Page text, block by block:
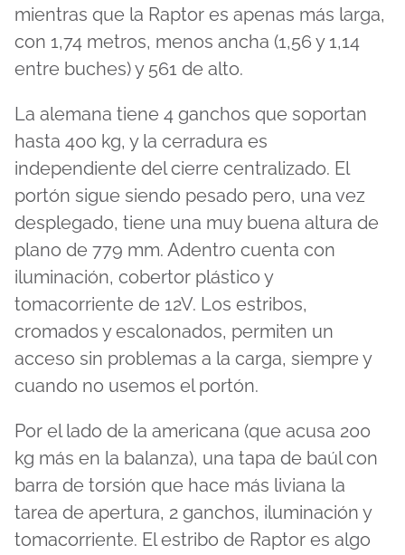
mientras que la Raptor es apenas más larga,
con 1,74 metros, menos ancha (1,56 y 1,14
entre buches) y 561 de alto.
La alemana tiene 4 ganchos que soportan
hasta 400 kg, y la cerradura es
independiente del cierre centralizado. El
portón sigue siendo pesado pero, una vez
desplegado, tiene una muy buena altura de
plano de 779 mm. Adentro cuenta con
iluminación, cobertor plástico y
tomacorriente de 12V. Los estribos,
cromados y escalonados, permiten un
acceso sin problemas a la carga, siempre y
cuando no usemos el portón.
Por el lado de la americana (que acusa 200
kg más en la balanza), una tapa de baúl con
barra de torsión que hace más liviana la
tarea de apertura, 2 ganchos, iluminación y
tomacorriente. El estribo de Raptor es algo